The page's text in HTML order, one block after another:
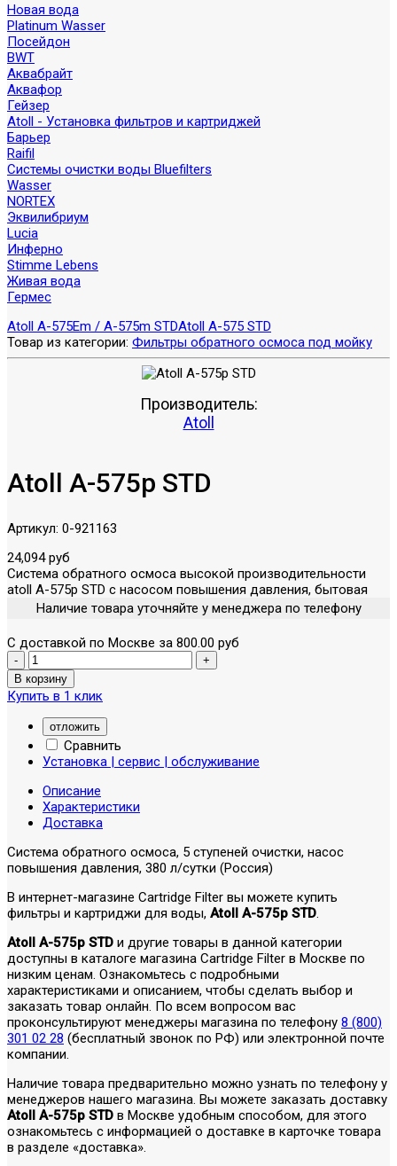
Новая вода
Platinum Wasser
Посейдон
BWT
Аквабрайт
Аквафор
Гейзер
Atoll - Установка фильтров и картриджей
Барьер
Raifil
Системы очистки воды Bluefilters
Wasser
NORTEX
Эквилибриум
Lucia
Инферно
Stimme Lebens
Живая вода
Гермес
Atoll A-575Em / A-575m STDAtoll A-575 STD
Товар из категории: Фильтры обратного осмоса под мойку
Производитель:
Atoll
Atoll A-575p STD
Артикул: 0-921163
24,094 руб
Система обратного осмоса высокой производительности
atoll A-575p STD с насосом повышения давления, бытовая
Наличие товара уточняйте у менеджера по телефону
С доставкой по Москве за 800.00 руб
Купить в 1 клик
отложить
Сравнить
Установка | сервис | обслуживание
Описание
Характеристики
Доставка
Система обратного осмоса, 5 ступеней очистки, насос
повышения давления, 380 л/сутки (Россия)
В интернет-магазине Cartridge Filter вы можете купить
фильтры и картриджи для воды, Atoll A-575p STD.
Atoll A-575p STD и другие товары в данной категории
доступны в каталоге магазина Cartridge Filter в Москве по
низким ценам. Ознакомьтесь с подробными
характеристиками и описанием, чтобы сделать выбор и
заказать товар онлайн. По всем вопросом вас
проконсультируют менеджеры магазина по телефону 8 (800)
301 02 28 (бесплатный звонок по РФ) или электронной почте
компании.
Наличие товара предварительно можно узнать по телефону у
менеджеров нашего магазина. Вы можете заказать доставку
Atoll A-575p STD в Москве удобным способом, для этого
ознакомьтесь с информацией о доставке в карточке товара
в разделе «доставка».